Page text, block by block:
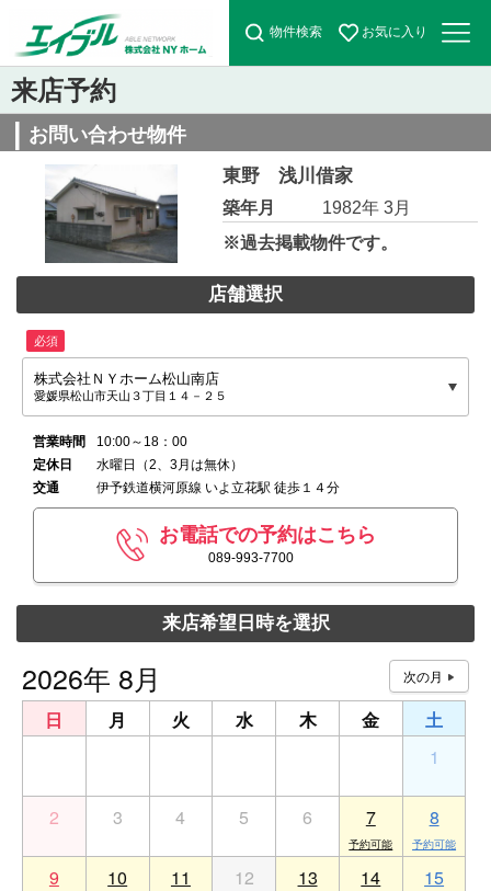
物件検索 お気に入り
来店予約
お問い合わせ物件
東野 浅川借家
築年月
1982年 3月
※過去掲載物件です。
店舗選択
必須
株式会社ＮＹホーム松山南店
愛媛県松山市天山３丁目１４－２５
営業時間
10:00～18：00
定休日
水曜日（2、3月は無休）
交通
伊予鉄道横河原線 いよ立花駅 徒歩１４分
お電話での予約はこちら
089-993-7700
来店希望日時を選択
2026年 8月
日 月 火 水 木 金
土
1
2 3 4 5 6 7 8
9 10 11 12 13 14 15